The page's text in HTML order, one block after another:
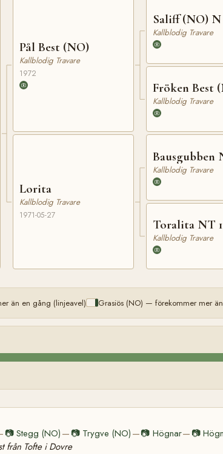
Pål Best (NO)
Kallblodig Travare
1972
Lorita
Kallblodig Travare
1971-05-27
Saliff (NO) N
Kallblodig Travare
Fröken Best
Kallblodig Travare
Bausgubben
Kallblodig Travare
Toralita NT
Kallblodig Travare
än en gång (linjeavel) Grasiös (NO) — förekommer mer
📷 Stegg (NO) — 📷 Trygve (NO) —📷 Högnar— 📷
från Tofte i Dovre